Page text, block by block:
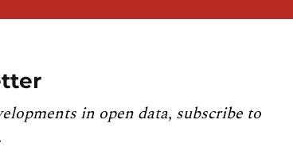
in open data, subscribe to